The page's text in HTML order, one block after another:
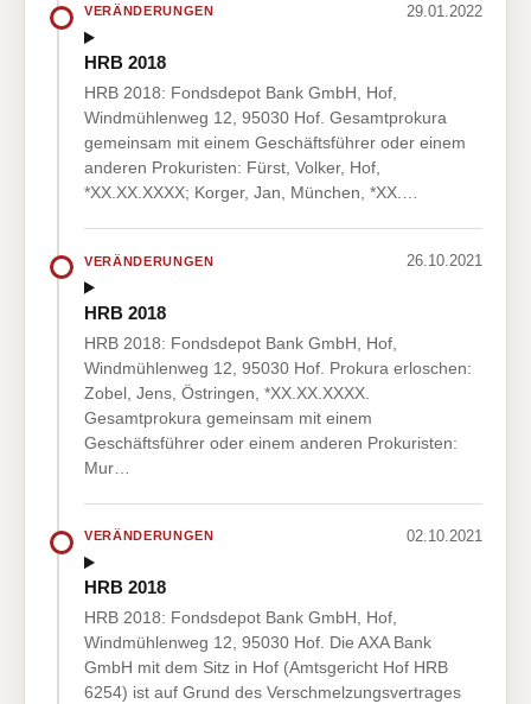
VERÄNDERUNGEN 29.01.2022
HRB 2018
HRB 2018: Fondsdepot Bank GmbH, Hof,
Windmühlenweg 12, 95030 Hof. Gesamtprokura
gemeinsam mit einem Geschäftsführer oder einem
anderen Prokuristen: Fürst, Volker, Hof,
*XX.XX.XXXX; Korger, Jan, München, *XX.…
VERÄNDERUNGEN 26.10.2021
HRB 2018
HRB 2018: Fondsdepot Bank GmbH, Hof,
Windmühlenweg 12, 95030 Hof. Prokura erloschen:
Zobel, Jens, Östringen, *XX.XX.XXXX.
Gesamtprokura gemeinsam mit einem
Geschäftsführer oder einem anderen Prokuristen:
Mur…
VERÄNDERUNGEN 02.10.2021
HRB 2018
HRB 2018: Fondsdepot Bank GmbH, Hof,
Windmühlenweg 12, 95030 Hof. Die AXA Bank
GmbH mit dem Sitz in Hof (Amtsgericht Hof HRB
6254) ist auf Grund des Verschmelzungsvertrages